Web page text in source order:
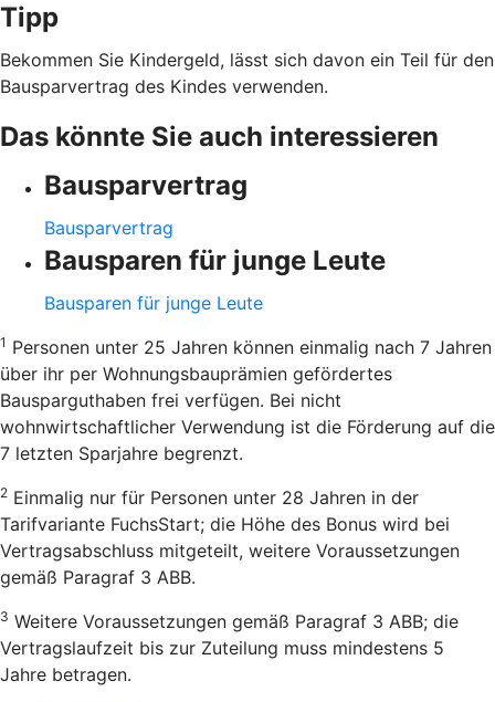
Tipp
Bekommen Sie Kindergeld, lässt sich davon ein Teil für den
Bausparvertrag des Kindes verwenden.
Das könnte Sie auch interessieren
Bausparvertrag
Bausparvertrag
Bausparen für junge Leute
Bausparen für junge Leute
1 Personen unter 25 Jahren können einmalig nach 7 Jahren
über ihr per Wohnungsbauprämien gefördertes
Bausparguthaben frei verfügen. Bei nicht
wohnwirtschaftlicher Verwendung ist die Förderung auf die
7 letzten Sparjahre begrenzt.
2 Einmalig nur für Personen unter 28 Jahren in der
Tarifvariante FuchsStart; die Höhe des Bonus wird bei
Vertragsabschluss mitgeteilt, weitere Voraussetzungen
gemäß Paragraf 3 ABB.
3 Weitere Voraussetzungen gemäß Paragraf 3 ABB; die
Vertragslaufzeit bis zur Zuteilung muss mindestens 5
Jahre betragen.